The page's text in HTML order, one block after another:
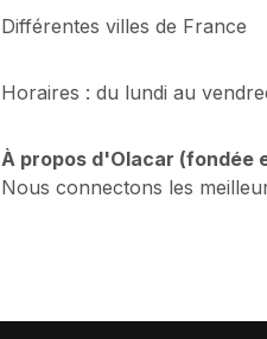
Différentes villes de France
Horaires : du lundi au
À propos d'Olacar (fondée
Nous connectons les